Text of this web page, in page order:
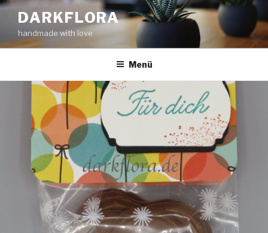
Zum
Inhalt
springen
DARKFLORA
handmade with love
Menü